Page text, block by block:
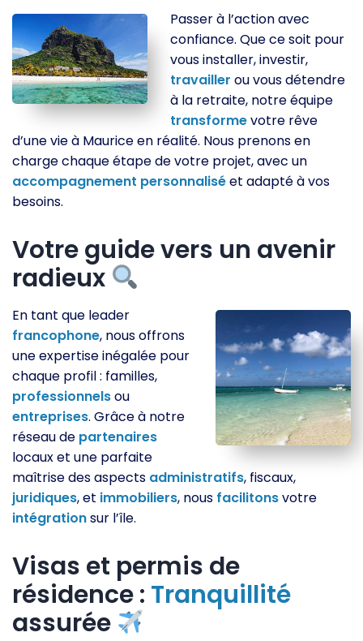
Passer à l’action avec
confiance. Que ce soit pour
vous installer, investir,
travailler ou vous détendre
à la retraite, notre équipe
transformevotre rêve
d’une vie à Maurice en réalité. Nous prenons en
charge chaque étape de votre projet, avec un
accompagnement personnaliséet adapté à vos
besoins.
Votre guide vers un avenir
radieux
En tant que leader
francophone, nous offrons
une expertise inégalée pour
chaque profil : familles,
professionnelsou
entreprises. Grâce à notre
réseau de partenaires
locaux et une parfaite
maîtrise des aspects administratifs, fiscaux,
juridiques, et immobiliers, nous facilitonsvotre
intégrationsur l’île.
Visas et permis de
résidence : Tranquillité
assurée